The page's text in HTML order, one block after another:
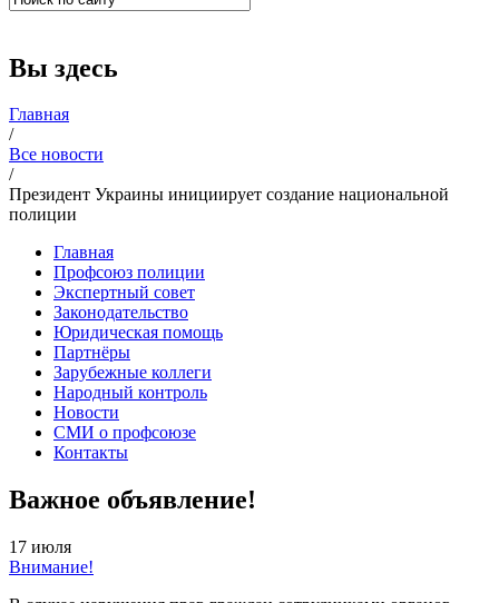
Вы здесь
Главная
/
Все новости
/
Президент Украины инициирует создание национальной
полиции
Главная
Профсоюз полиции
Экспертный совет
Законодательство
Юридическая помощь
Партнёры
Зарубежные коллеги
Народный контроль
Новости
СМИ о профсоюзе
Контакты
Важное объявление!
17 июля
Внимание!